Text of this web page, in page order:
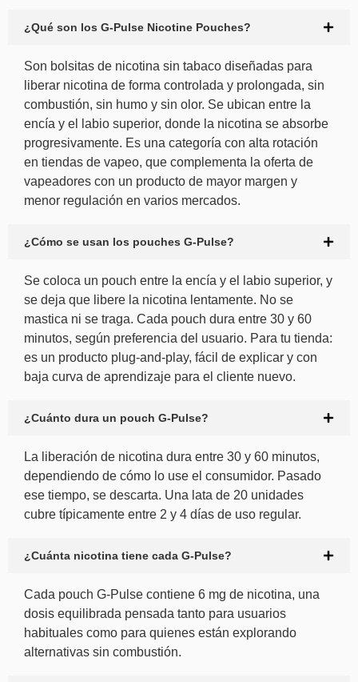
¿Qué son los G-Pulse Nicotine Pouches?
Son bolsitas de nicotina sin tabaco diseñadas para
liberar nicotina de forma controlada y prolongada, sin
combustión, sin humo y sin olor. Se ubican entre la
encía y el labio superior, donde la nicotina se absorbe
progresivamente. Es una categoría con alta rotación
en tiendas de vapeo, que complementa la oferta de
vapeadores con un producto de mayor margen y
menor regulación en varios mercados.
¿Cómo se usan los pouches G-Pulse?
Se coloca un pouch entre la encía y el labio superior, y
se deja que libere la nicotina lentamente. No se
mastica ni se traga. Cada pouch dura entre 30 y 60
minutos, según preferencia del usuario. Para tu tienda:
es un producto plug-and-play, fácil de explicar y con
baja curva de aprendizaje para el cliente nuevo.
¿Cuánto dura un pouch G-Pulse?
La liberación de nicotina dura entre 30 y 60 minutos,
dependiendo de cómo lo use el consumidor. Pasado
ese tiempo, se descarta. Una lata de 20 unidades
cubre típicamente entre 2 y 4 días de uso regular.
¿Cuánta nicotina tiene cada G-Pulse?
Cada pouch G-Pulse contiene 6 mg de nicotina, una
dosis equilibrada pensada tanto para usuarios
habituales como para quienes están explorando
alternativas sin combustión.